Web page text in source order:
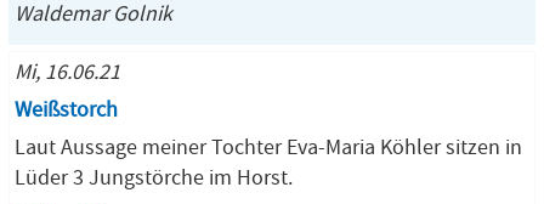
Waldemar Golnik
Mi, 16.06.21
Weißstorch
Laut Aussage meiner Tochter Eva-Maria Köhler sitzen in
Lüder 3 Jungstörche im Horst.